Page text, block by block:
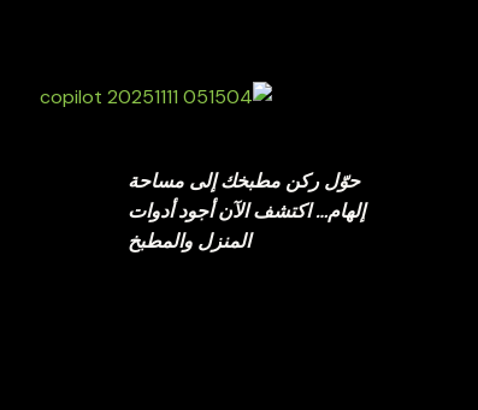
حوّل ركن مطبخك إلى مساحة
إلهام… اكتشف الآن أجود أدوات
المنزل والمطبخ